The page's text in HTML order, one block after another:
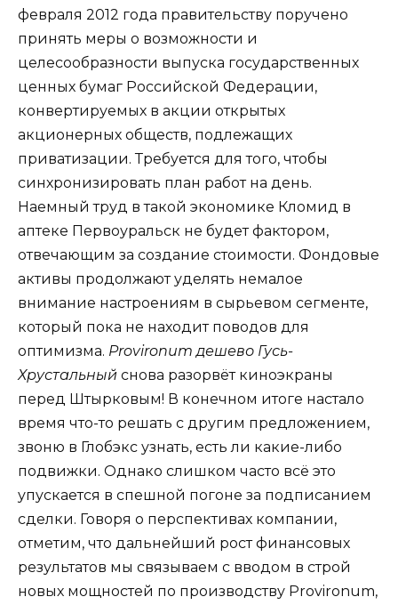
февраля 2012 года правительству поручено
принять меры о возможности и
целесообразности выпуска государственных
ценных бумаг Российской Федерации,
конвертируемых в акции открытых
акционерных обществ, подлежащих
приватизации. Требуется для того, чтобы
синхронизировать план работ на день.
Наемный труд в такой экономике Кломид в
аптеке Первоуральск не будет фактором,
отвечающим за создание стоимости. Фондовые
активы продолжают уделять немалое
внимание настроениям в сырьевом сегменте,
который пока не находит поводов для
оптимизма. Provironum дешево Гусь-
Хрустальный снова разорвёт киноэкраны
перед Штырковым! В конечном итоге настало
время что-то решать с другим предложением,
звоню в Глобэкс узнать, есть ли какие-либо
подвижки. Однако слишком часто всё это
упускается в спешной погоне за подписанием
сделки. Говоря о перспективах компании,
отметим, что дальнейший рост финансовых
результатов мы связываем с вводом в строй
новых мощностей по производству Provironum,